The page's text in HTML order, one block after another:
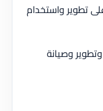
تطوير واستخدام
وصيانة